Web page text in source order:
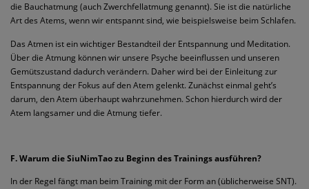
die Bauchatmung (auch Zwerchfellatmung genannt). Sie ist die natürliche
Art des Atems, wenn wir entspannt sind, wie beispielsweise beim Schlafen.
Das Atmen ist ein wichtiger Bestandteil der Entspannung und Meditation.
Über die Atmung können wir unsere Psyche beeinflussen und unseren
Gemütszustand dadurch verändern. Daher wird bei der Einleitung zur
Entspannung der Fokus auf den Atem gelenkt. Zunächst einmal geht’s
darum, den Atem überhaupt wahrzunehmen. Schon hierdurch wird der
Atem langsamer und die Atmung tiefer.
F. Warum die SiuNimTao zu Beginn des Trainings ausführen?
In der Regel fängt man beim Training mit der Form an (üblicherweise SNT).